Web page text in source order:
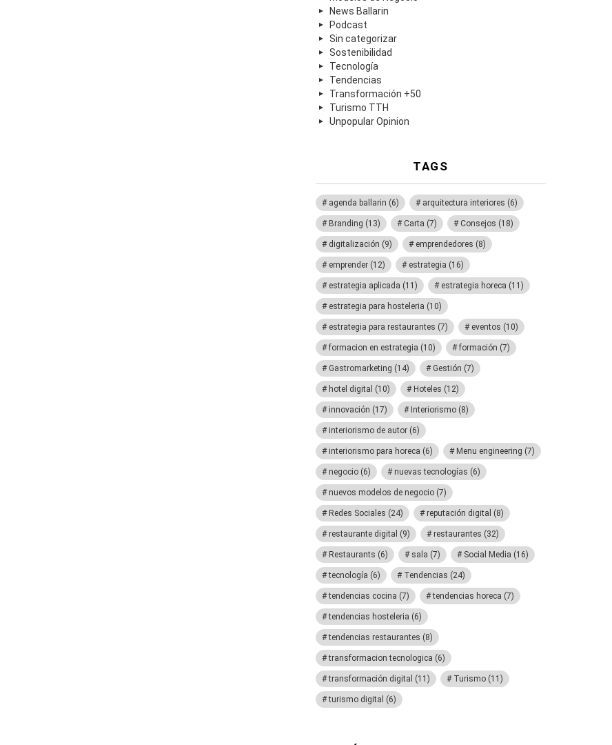
News Ballarin
Podcast
Sin categorizar
Sostenibilidad
Tecnología
Tendencias
Transformación +50
Turismo TTH
Unpopular Opinion
TAGS
agenda ballarin (6) arquitectura interiores (6)
Branding (13) Carta (7) Consejos (18)
digitalización (9) emprendedores (8)
emprender (12) estrategia (16)
estrategia aplicada (11) estrategia horeca (11)
estrategia para hosteleria (10)
estrategia para restaurantes (7) eventos (10)
formacion en estrategia (10) formación (7)
Gastromarketing (14) Gestión (7)
hotel digital (10) Hoteles (12)
innovación (17) Interiorismo (8)
interiorismo de autor (6)
interiorismo para horeca (6) Menu engineering (7)
negocio (6) nuevas tecnologías (6)
nuevos modelos de negocio (7)
Redes Sociales (24) reputación digital (8)
restaurante digital (9) restaurantes (32)
Restaurants (6) sala (7) Social Media (16)
tecnología (6) Tendencias (24)
tendencias cocina (7) tendencias horeca (7)
tendencias hosteleria (6)
tendencias restaurantes (8)
transformacion tecnologica (6)
transformación digital (11) Turismo (11)
turismo digital (6)